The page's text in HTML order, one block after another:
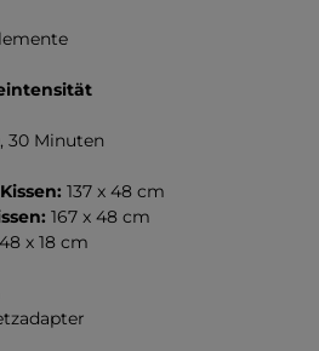
30 Minuten
137 x 48 cm
167 x 48 cm
x 18 cm